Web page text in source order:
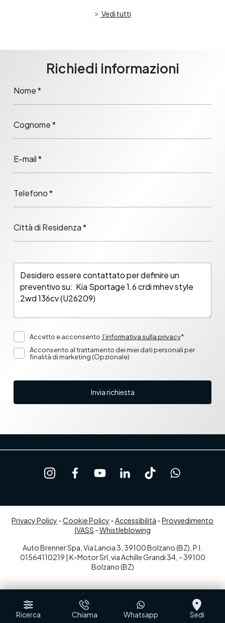
> Vedi tutti
Richiedi informazioni
Nome *
Cognome *
E-mail *
Telefono *
Città di Residenza *
Accetto e acconsento l’informativa sulla privacy*
Acconsento al trattamento dei miei dati personali per
finalità di marketing (Opzionale)
Invia richiesta
Privacy Policy -Cookie Policy -Accessibilità -Provvedimento
IVASS -Whistleblowing
Auto Brenner Spa, Via Lancia 3, 39100 Bolzano (BZ), P.I.
01564110219 | K-Motor Srl, via Achille Grandi 34, - 39100
Bolzano (BZ)
Ricerca Chiama Whatsapp Sedi